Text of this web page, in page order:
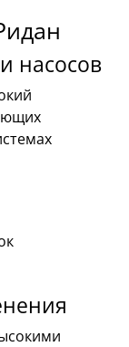
насосов